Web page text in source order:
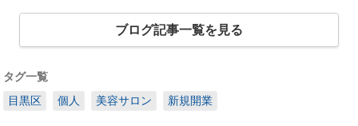
ブログ記事一覧を見る
タグ一覧
目黒区
個人 美容サロン 新規開業